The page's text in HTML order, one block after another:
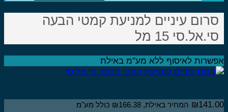
עיניים למניעת קמטי הבעה
15 מל
לאיסוף ללא מע"מ באילת
₪ המחיר באילת, ₪166.38 כולל מע"מ